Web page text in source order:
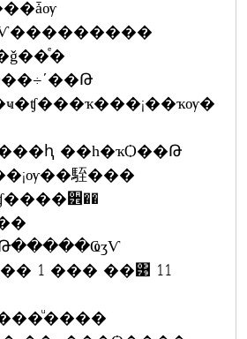
��һ�ҡѺ��Թ
駤���
1 ��� ��͹ 11